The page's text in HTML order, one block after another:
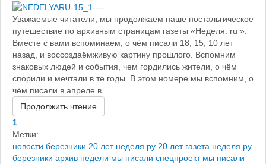
Уважаемые читатели, мы продолжаем наше ностальгическое
путешествие по архивным страницам газеты «Неделя. ru ».
Вместе с вами вспоминаем, о чём писали 18, 15, 10 лет
назад, и воссоздаёмживую картину прошлого. Вспомним
знаковых людей и события, чем гордились жители, о чём
спорили и мечтали в те годы. В этом номере мы вспомним, о
чём писали в апреле в...
Продолжить чтение
1
Метки:
новости березники 20 лет неделя ру 20 лет газета неделя ру
березники архив недели мы писали спецпроект мы писали